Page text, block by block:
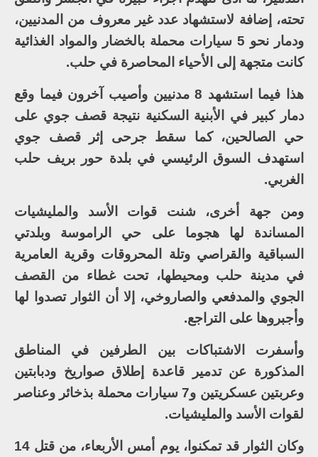
تحته، إضافة لاستشهاد عدد غير معروف من المدنيين،
ودمار نحو 5 سيارات محملة بالخضار والمواد الغذائية
كانت متجهة إلى الأحياء المحاصرة في حلب.
هذا فيما استشهد 8 مدنيين وأصيب آخرون فيما وقع
دمار كبير في الأبنية السكنية نتيجة قصف جوي على
حي الصالحين، كما سقط جرحى إثر قصف جوي
استهدف السوق الرئيسي في بلدة حور بريف حلب
الغربي.
ومن جهة أخرى، شنت قوات الأسد والمليشيات
المساندة لها هجوما على حي الراموسة وبلدتي
السباقية والقراصي وتلة المحروقات وقرية العامرية
في مدينة حلب ومحيطها، تحت غطاء من القصف
الجوي والمدفعي والصاروخي، إلا أن الثوار تصدوا لها
وأجبروها على التراجع.
وأسفرت الاشتباكات بين الطرفين في المناطق
المذكورة عن تدمير قاعدة إطلاق صواريخ ودبابتين
وعربتين عسكريتين و7 سيارات محملة بذخائر وعناصر
لقوات الأسد والمليشيات.
وكان الثوار قد تمكنوا، يوم أمس الأربعاء، من قتل 14